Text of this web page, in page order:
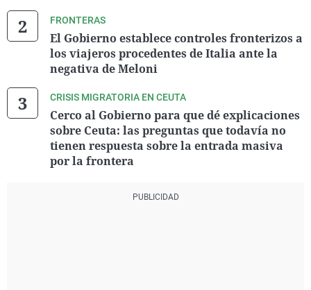
FRONTERAS
El Gobierno establece controles fronterizos a
los viajeros procedentes de Italia ante la
negativa de Meloni
CRISIS MIGRATORIA EN CEUTA
Cerco al Gobierno para que dé explicaciones
sobre Ceuta: las preguntas que todavía no
tienen respuesta sobre la entrada masiva
por la frontera